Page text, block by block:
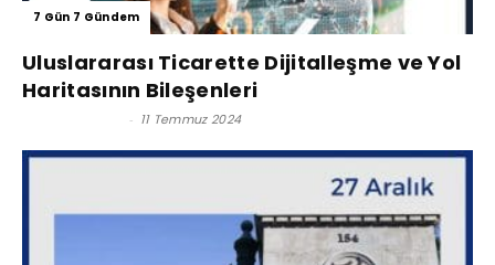
7 Gün 7 Gündem
Uluslararası Ticarette Dijitalleşme ve Yol
Haritasının Bileşenleri
- 11 Temmuz 2024